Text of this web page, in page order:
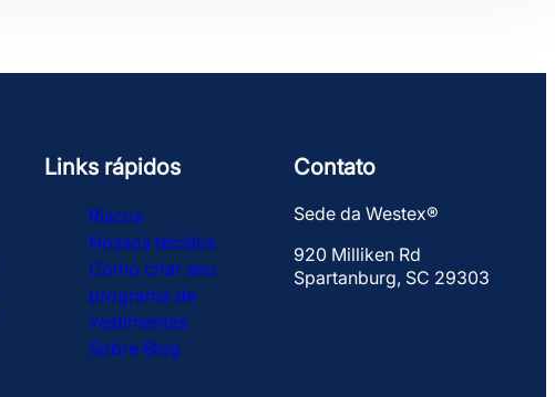
Links rápidos
Riscos
Nossos tecidos
Como criar seu
programa de
vestimentas
Sobre Blog
Contato
Sede da Westex®
920 Milliken Rd
Spartanburg, SC 29303